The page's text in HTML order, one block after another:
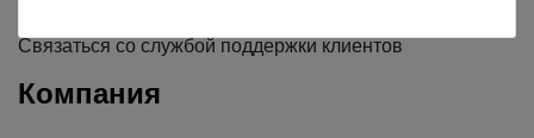
Связаться со службой поддержки клиентов
Компания